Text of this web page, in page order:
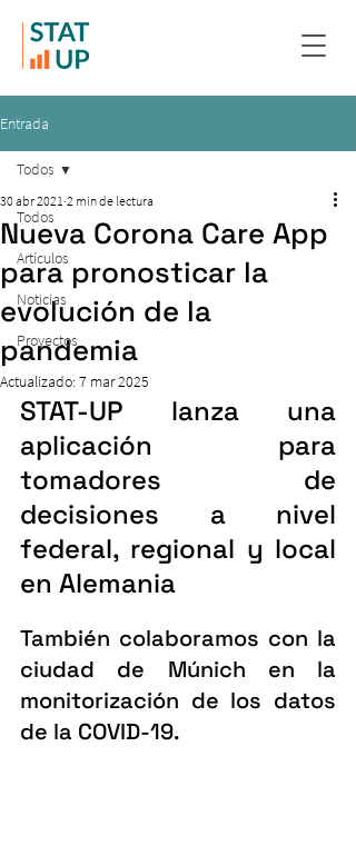
Entrada
Todos
Artículos
Noticias
Proyectos
Todos
Nueva Corona Care App
para pronosticar la
evolución de la
pandemia
30 abr 2021 2 min de lectura
Actualizado: 7 mar 2025
STAT-UP lanza una
aplicación para
tomadores de
decisiones a nivel
federal, regional y local
en Alemania
También colaboramos con la
ciudad de Múnich en la
monitorización de los datos
de la COVID-19.